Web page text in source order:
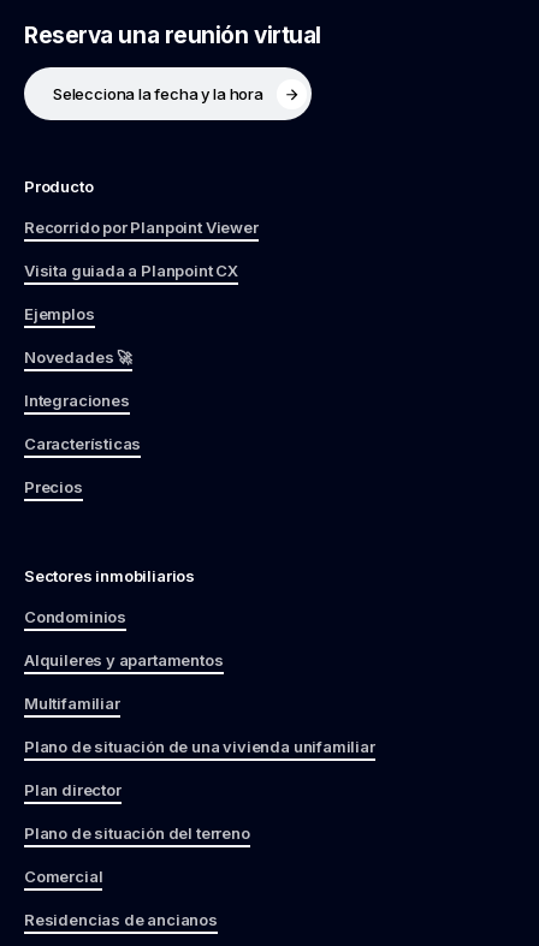
Reserva una reunión virtual
Selecciona la fecha y la hora
Producto
Recorrido por Planpoint Viewer
Visita guiada a Planpoint CX
Ejemplos
Novedades 🚀
Integraciones
Características
Precios
Sectores inmobiliarios
Condominios
Alquileres y apartamentos
Multifamiliar
Plano de situación de una vivienda unifamiliar
Plan director
Plano de situación del terreno
Comercial
Residencias de ancianos